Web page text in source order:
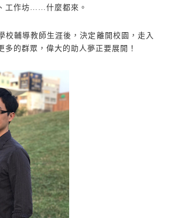
工作坊……什麼都來。
校輔導教師生涯後，決定離開校園，走入
多的群眾，偉大的助人夢正要展開！